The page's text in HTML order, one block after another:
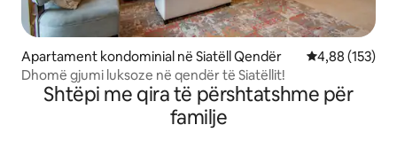
Apartament kondominial në Siatëll Qendër Vlerësimi
4,88 (153)
Dhomë gjumi luksoze në qendër të Siatëllit!
Shtëpi me qira të përshtatshme për
familje